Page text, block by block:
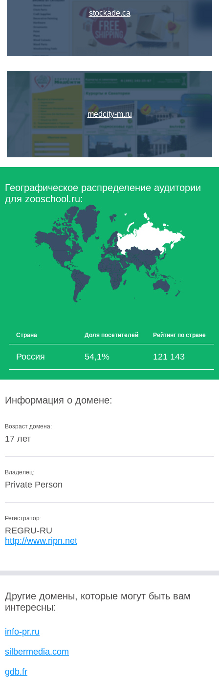
stockade.ca
medcity-m.ru
Географическое распределение аудитории
для zooschool.ru:
Страна Доля посетителей Рейтинг по стране
Россия 54,1% 121 143
Информация о домене:
Возраст домена:
17 лет
Владелец:
Private Person
Регистратор:
REGRU-RU
http://www.ripn.net
Другие домены, которые могут быть вам
интересны:
info-pr.ru
silbermedia.com
gdb.fr